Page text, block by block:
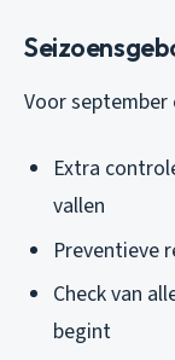
Voor september
Extra
vallen
Preventieve
Check van
begint